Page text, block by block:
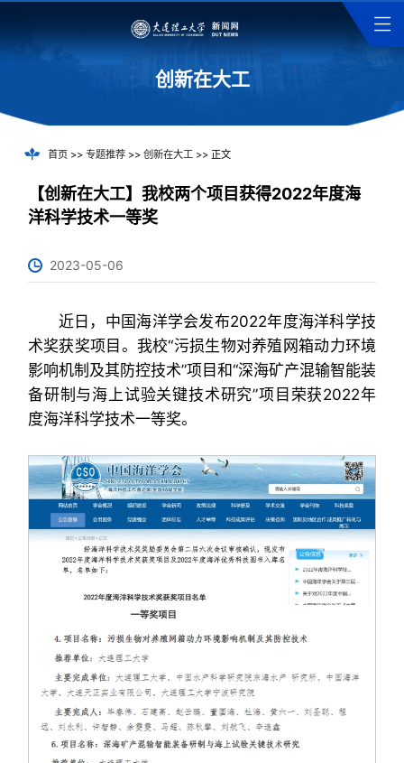
创新在大工
首页>> 专题推荐>> 创新在大工>> 正文
【创新在大工】我校两个项目获得2022年度海
洋科学技术一等奖
2023-05-06
近日，中国海洋学会发布2022年度海洋科学技
术奖获奖项目。我校“污损生物对养殖网箱动力环境
影响机制及其防控技术”项目和“深海矿产混输智能装
备研制与海上试验关键技术研究”项目荣获2022年
度海洋科学技术一等奖。